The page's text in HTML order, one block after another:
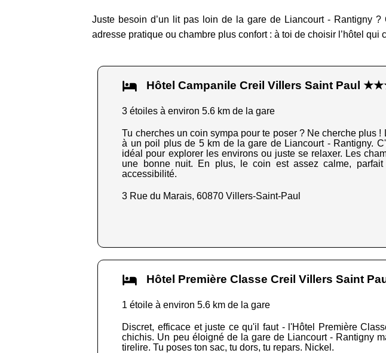
Juste besoin d’un lit pas loin de la gare de Liancourt - Rantigny
adresse pratique ou chambre plus confort : à toi de choisir l’hôtel qui
Hôtel Campanile Creil Villers Saint Paul
3 étoiles à environ 5.6 km de la gare
Tu cherches un coin sympa pour te poser ? Ne cherche plus
à un poil plus de 5 km de la gare de Liancourt - Rantigny.
idéal pour explorer les environs ou juste se relaxer. Les
une bonne nuit. En plus, le coin est assez calme,
accessibilité.
3 Rue du Marais, 60870 Villers-Saint-Paul
Hôtel Première Classe Creil Villers Saint
1 étoile à environ 5.6 km de la gare
Discret, efficace et juste ce qu'il faut - l'Hôtel Première
chichis. Un peu éloigné de la gare de Liancourt - Rantigny
tirelire. Tu poses ton sac, tu dors, tu repars. Nickel.